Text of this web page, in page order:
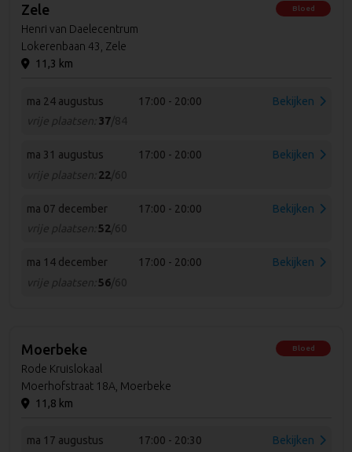
Zele
Henri van Daelecentrum
Lokerenbaan 43, Zele
11,3 km
Bloed
ma 24 augustus
17:00 - 20:00
vrije plaatsen: 37/84
Bekijken
ma 31 augustus
17:00 - 20:00
vrije plaatsen: 22/60
Bekijken
ma 07 december
17:00 - 20:00
vrije plaatsen: 52/60
Bekijken
ma 14 december
17:00 - 20:00
vrije plaatsen: 56/60
Bekijken
Moerbeke
Rode Kruislokaal
Moerhofstraat 18A, Moerbeke
11,8 km
Bloed
ma 17 augustus
17:00 - 20:30
Bekijken